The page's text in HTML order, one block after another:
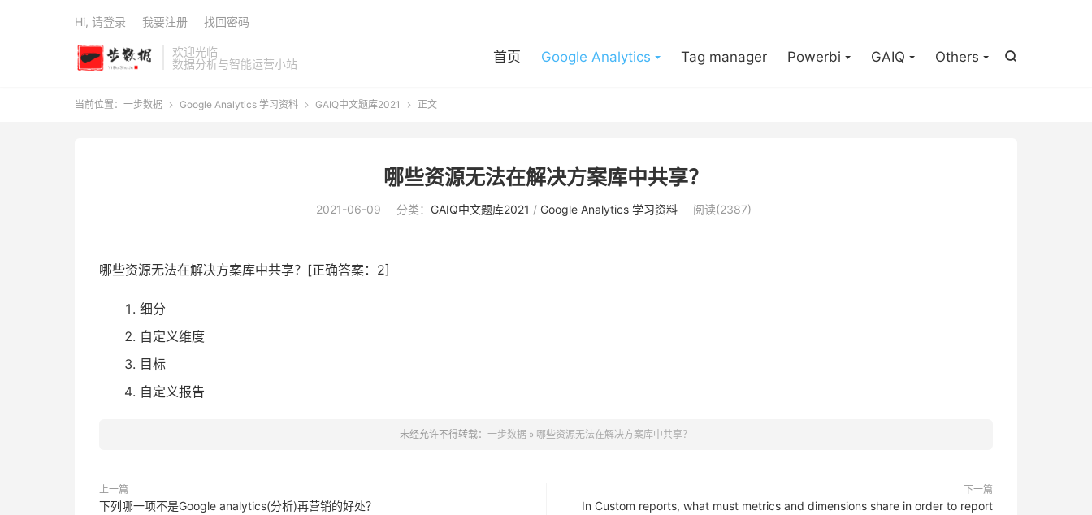
欢迎光临
数据分析与智能运营小站

首页 Google Analytics Tag manager Powerbi GAIQ Others
Hi, 请登录 我要注册 找回密码
当前位置： 一步数据  Google Analytics 学习资料  GAIQ中文题库2021  正文
哪些资源无法在解决方案库中共享？
2021-06-09 分类： GAIQ中文题库2021 / Google Analytics 学习资料 阅读(2387)
哪些资源无法在解决方案库中共享？[正确答案：2]
细分
自定义维度
目标
自定义报告
未经允许不得转载： 一步数据 » 哪些资源无法在解决方案库中共享？
上一篇
下列哪一项不是Google analytics(分析)再营销的好处？
下一篇
In Custom reports, what must metrics and dimensions share in order to report